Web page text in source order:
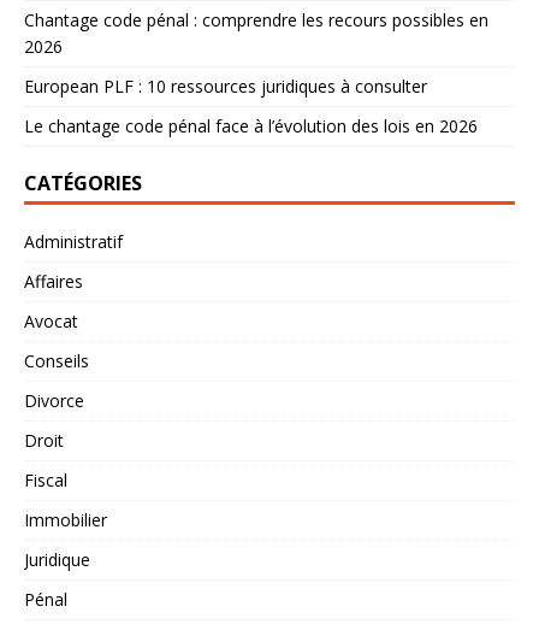
Chantage code pénal : comprendre les recours possibles en
2026
European PLF : 10 ressources juridiques à consulter
Le chantage code pénal face à l’évolution des lois en 2026
CATÉGORIES
Administratif
Affaires
Avocat
Conseils
Divorce
Droit
Fiscal
Immobilier
Juridique
Pénal